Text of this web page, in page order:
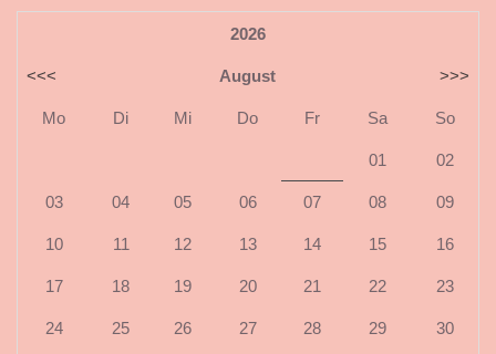
2026
<<< August >>>
Mo Di Mi Do Fr Sa So
01 02
03 04 05 06 07 08 09
10 11 12 13 14 15 16
17 18 19 20 21 22 23
24 25 26 27 28 29 30